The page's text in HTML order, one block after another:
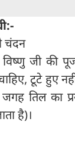
चंदन
जी की
टूटे हुए
तिल का
है)।